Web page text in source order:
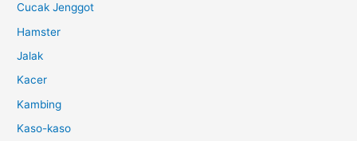
Cucak Jenggot
Hamster
Jalak
Kacer
Kambing
Kaso-kaso